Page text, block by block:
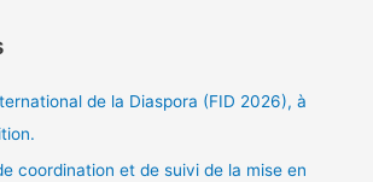
de la Diaspora (FID 2026), à
coordination et de suivi de la mise en